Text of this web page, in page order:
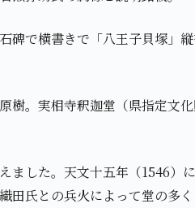
碑で横書きで「八王子貝塚」
。実相寺釈迦堂（県指定文化
ました。天文十五年（1546）
田氏との兵火によって堂の多